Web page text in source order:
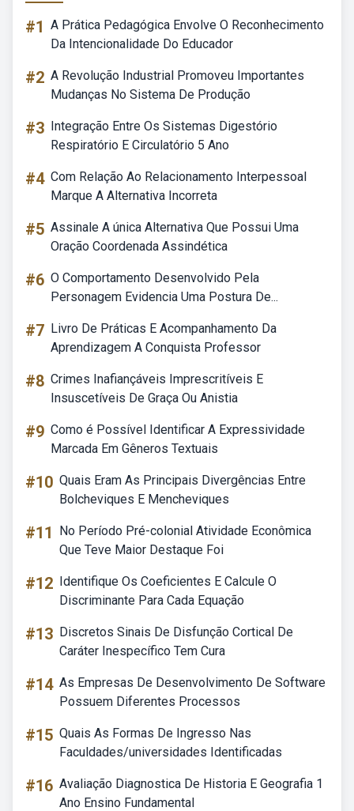
#1 A Prática Pedagógica Envolve O Reconhecimento
Da Intencionalidade Do Educador
#2 A Revolução Industrial Promoveu Importantes
Mudanças No Sistema De Produção
#3 Integração Entre Os Sistemas Digestório
Respiratório E Circulatório 5 Ano
#4 Com Relação Ao Relacionamento Interpessoal
Marque A Alternativa Incorreta
#5 Assinale A única Alternativa Que Possui Uma
Oração Coordenada Assindética
#6 O Comportamento Desenvolvido Pela
Personagem Evidencia Uma Postura De...
#7 Livro De Práticas E Acompanhamento Da
Aprendizagem A Conquista Professor
#8 Crimes Inafiançáveis Imprescritíveis E
Insuscetíveis De Graça Ou Anistia
#9 Como é Possível Identificar A Expressividade
Marcada Em Gêneros Textuais
#10 Quais Eram As Principais Divergências Entre
Bolcheviques E Mencheviques
#11
No Período Pré-colonial Atividade Econômica
Que Teve Maior Destaque Foi
#12 Identifique Os Coeficientes E Calcule O
Discriminante Para Cada Equação
#13 Discretos Sinais De Disfunção Cortical De
Caráter Inespecífico Tem Cura
#14 As Empresas De Desenvolvimento De Software
Possuem Diferentes Processos
#15 Quais As Formas De Ingresso Nas
Faculdades/universidades Identificadas
#16 Avaliação Diagnostica De Historia E Geografia 1
Ano Ensino Fundamental